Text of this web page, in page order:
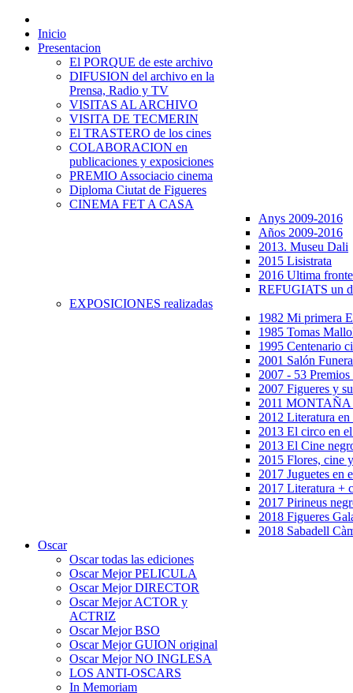
Inicio
Presentacion
El PORQUE de este archivo
DIFUSION del archivo en la
Prensa, Radio y TV
VISITAS AL ARCHIVO
VISITA DE TECMERIN
El TRASTERO de los cines
COLABORACION en
publicaciones y exposiciones
PREMIO Associacio cinema
Diploma Ciutat de Figueres
CINEMA FET A CASA
Anys 2009-2016
Años 2009-2016
2013. Museu Dali
2015 Lisistrata
2016 Ultima
REFUGIATS un
EXPOSICIONES realizadas
1982 Mi primera
1985 Tomas
1995 Centenario
2001 Salón
2007 - 53 Premios
2007 Figueres y
2011 MONTAÑA
2012 Literatura en
2013 El circo en
2013 El Cine
2015 Flores, cine
2017 Juguetes en
2017 Literatura +
2017 Pirineus
2018 Figueres
2018 Sabadell
Oscar
Oscar todas las ediciones
Oscar Mejor PELICULA
Oscar Mejor DIRECTOR
Oscar Mejor ACTOR y
ACTRIZ
Oscar Mejor BSO
Oscar Mejor GUION original
Oscar Mejor NO INGLESA
LOS ANTI-OSCARS
In Memoriam